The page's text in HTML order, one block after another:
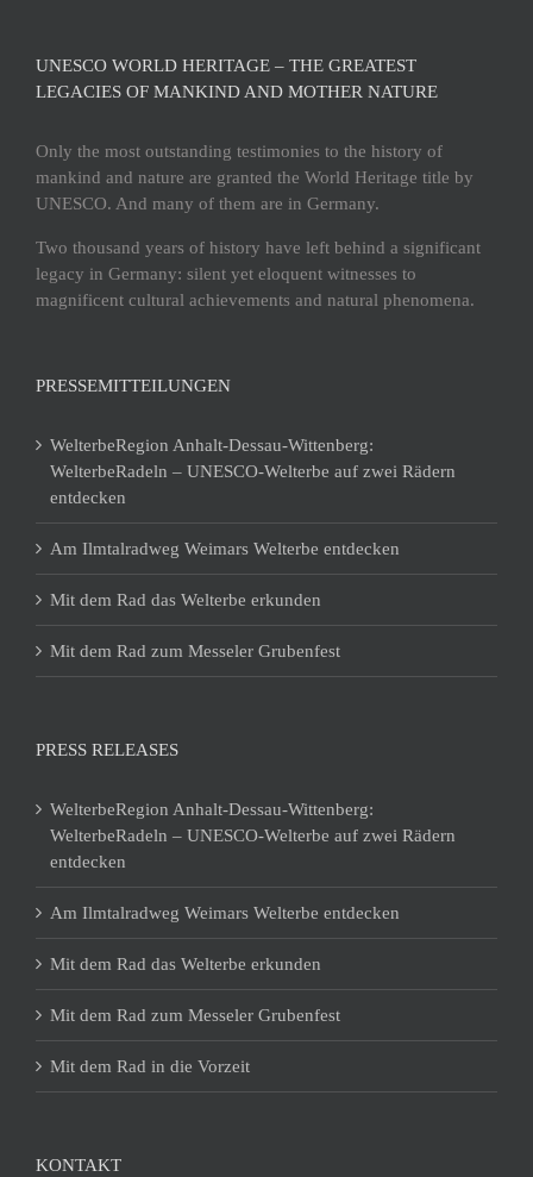
UNESCO WORLD HERITAGE – THE GREATEST
LEGACIES OF MANKIND AND MOTHER NATURE
Only the most outstanding testimonies to the history of
mankind and nature are granted the World Heritage title by
UNESCO. And many of them are in Germany.
Two thousand years of history have left behind a significant
legacy in Germany: silent yet eloquent witnesses to
magnificent cultural achievements and natural phenomena.
PRESSEMITTEILUNGEN
WelterbeRegion Anhalt-Dessau-Wittenberg:
WelterbeRadeln – UNESCO-Welterbe auf zwei Rädern
entdecken
Am Ilmtalradweg Weimars Welterbe entdecken
Mit dem Rad das Welterbe erkunden
Mit dem Rad zum Messeler Grubenfest
PRESS RELEASES
WelterbeRegion Anhalt-Dessau-Wittenberg:
WelterbeRadeln – UNESCO-Welterbe auf zwei Rädern
entdecken
Am Ilmtalradweg Weimars Welterbe entdecken
Mit dem Rad das Welterbe erkunden
Mit dem Rad zum Messeler Grubenfest
Mit dem Rad in die Vorzeit
KONTAKT